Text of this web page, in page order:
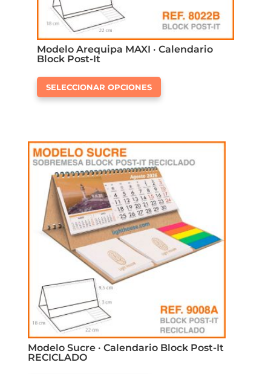
Modelo Arequipa MAXI · Calendario
Block Post-It
SELECCIONAR OPCIONES
Este
variantes.
opciones
se
pueden
elegir
en
la
página
Modelo Sucre · Calendario Block Post-It
RECICLADO